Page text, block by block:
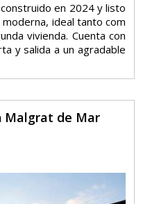
en 2024 y listo
ideal tanto com
vivienda. Cuenta con
y salida a un agradable
Malgrat de Mar